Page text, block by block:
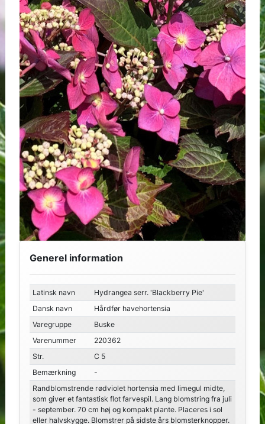
Generel information
Latinsk navn
Hydrangea serr. 'Blackberry Pie'
Dansk navn
Hårdfør havehortensia
Varegruppe
Buske
Varenummer
220362
Str.
C 5
Bemærkning
-
Randblomstrende rødviolet hortensia med limegul midte,
som giver et fantastisk flot farvespil. Lang blomstring fra juli
- september. 70 cm høj og kompakt plante. Placeres i sol
eller halvskygge. Blomstrer på sidste års blomsterknopper.